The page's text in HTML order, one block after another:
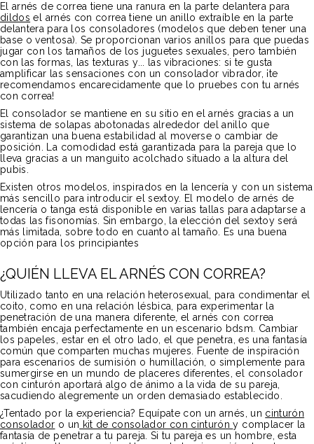
El arnés de correa tiene una ranura en la parte delantera para
dildos el arnés con correa tiene un anillo extraíble en la parte
delantera para los consoladores (modelos que deben tener una
base o ventosa). Se proporcionan varios anillos para que puedas
jugar con los tamaños de los juguetes sexuales, pero también
con las formas, las texturas y... las vibraciones: si te gusta
amplificar las sensaciones con un consolador vibrador, ¡te
recomendamos encarecidamente que lo pruebes con tu arnés
con correa!
El consolador se mantiene en su sitio en el arnés gracias a un
sistema de solapas abotonadas alrededor del anillo que
garantizan una buena estabilidad al moverse o cambiar de
posición. La comodidad está garantizada para la pareja que lo
lleva gracias a un manguito acolchado situado a la altura del
pubis.
Existen otros modelos, inspirados en la lencería y con un sistema
más sencillo para introducir el sextoy. El modelo de arnés de
lencería o tanga está disponible en varias tallas para adaptarse a
todas las fisonomías. Sin embargo, la elección del sextoy será
más limitada, sobre todo en cuanto al tamaño. Es una buena
opción para los principiantes
¿QUIÉN LLEVA EL ARNÉS CON CORREA?
Utilizado tanto en una relación heterosexual, para condimentar el
coito, como en una relación lésbica, para experimentar la
penetración de una manera diferente, el arnés con correa
también encaja perfectamente en un escenario bdsm. Cambiar
los papeles, estar en el otro lado, el que penetra, es una fantasía
común que comparten muchas mujeres. Fuente de inspiración
para escenarios de sumisión o humillación, o simplemente para
sumergirse en un mundo de placeres diferentes, el consolador
con cinturón aportará algo de ánimo a la vida de su pareja,
sacudiendo alegremente un orden demasiado establecido.
¿Tentado por la experiencia? Equípate con un arnés, un cinturón
consolador o un kit de consolador con cinturóny complacer la
fantasía de penetrar a tu pareja. Si tu pareja es un hombre, esta